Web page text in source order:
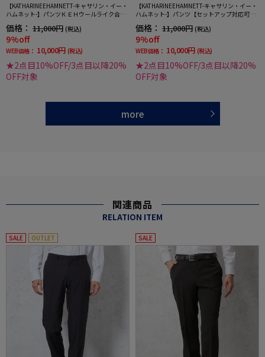
【KATHARINEEHAMNETT-キャサリン・イー・
ハムネット-】パンツＫＥＨウールライク合繊
ット秋冬
価格： 11,000円 (税込)
9%off
WEB価格： 10,000円 (税込)
★2点目10%OFF/3点目以降20%
OFF対象
【KATHARINEEHAMNETT-キャサリン・イー・
ハムネット-】パンツ【セットアップ対応可】
キャサリンＥハムネット秋冬
価格： 11,000円 (税込)
9%off
WEB価格： 10,000円 (税込)
★2点目10%OFF/3点目以降20%
OFF対象
more
関連商品
RELATION ITEM
SALE OUTLET SALE